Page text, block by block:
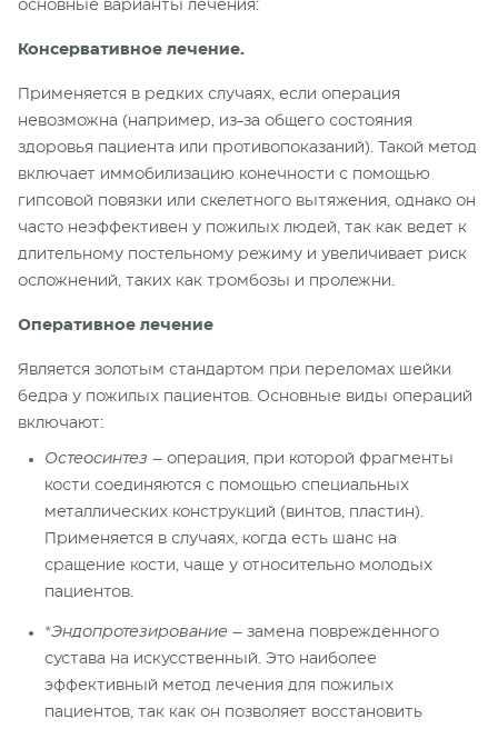
основные варианты лечения:
Консервативное лечение.
Применяется в редких случаях, если операция
невозможна (например, из-за общего состояния
здоровья пациента или противопоказаний). Такой метод
включает иммобилизацию конечности с помощью
гипсовой повязки или скелетного вытяжения, однако он
часто неэффективен у пожилых людей, так как ведет к
длительному постельному режиму и увеличивает риск
осложнений, таких как тромбозы и пролежни.
Оперативное лечение
Является золотым стандартом при переломах шейки
бедра у пожилых пациентов. Основные виды операций
включают:
Остеосинтез – операция, при которой фрагменты
кости соединяются с помощью специальных
металлических конструкций (винтов, пластин).
Применяется в случаях, когда есть шанс на
сращение кости, чаще у относительно молодых
пациентов.
*Эндопротезирование – замена поврежденного
сустава на искусственный. Это наиболее
эффективный метод лечения для пожилых
пациентов, так как он позволяет восстановить